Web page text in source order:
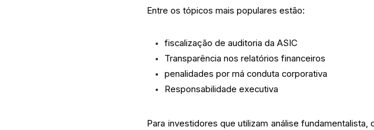
Entre os tópicos mais populares estão:
fiscalização de auditoria da ASIC
Transparência nos relatórios financeiros
penalidades por má conduta corporativa
Responsabilidade executiva
Para investidores que utilizam análise